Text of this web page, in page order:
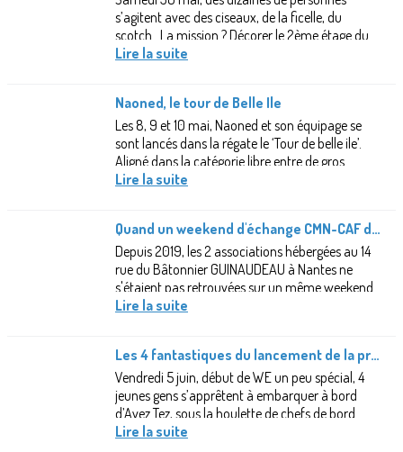
s’agitent avec des ciseaux, de la ficelle, du
scotch…La mission ? Décorer le 2ème étage du
LAB pour la fiesta du CMN ! Pendant ce...
Lire la suite
Naoned, le tour de Belle Ile
Les 8, 9 et 10 mai, Naoned et son équipage se
sont lancés dans la régate le ‘Tour de belle ile’.
Aligné dans la catégorie libre entre de gros
multicoques et le petit muscadet,...
Lire la suite
Quand un weekend d'échange CMN-CAF devient inoubliable !
Depuis 2019, les 2 associations hébergées au 14
rue du Bâtonnier GUINAUDEAU à Nantes ne
s'étaient pas retrouvées sur un même weekend
pour partager leur activité.Ayant...
Lire la suite
Les 4 fantastiques du lancement de la promo Moitessier!
Vendredi 5 juin, début de WE un peu spécial, 4
jeunes gens s’apprêtent à embarquer à bord
d’Avez Tez, sous la houlette de chefs de bord
spéciaux…. Des moniteurs...
Lire la suite